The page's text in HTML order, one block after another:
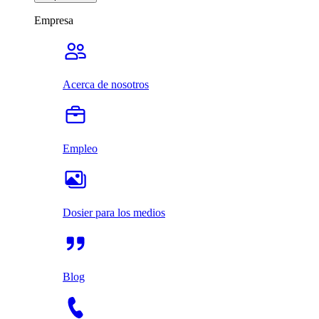
Empresa
Acerca de nosotros
Empleo
Dosier para los medios
Blog